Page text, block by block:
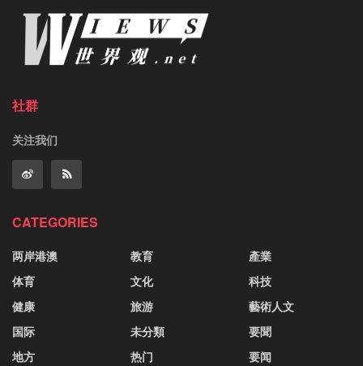
社群
关注我们
CATEGORIES
两岸港澳
体育
健康
国际
地方
教育
文化
旅游
未分類
热门
產業
科技
藝術人文
要聞
要闻